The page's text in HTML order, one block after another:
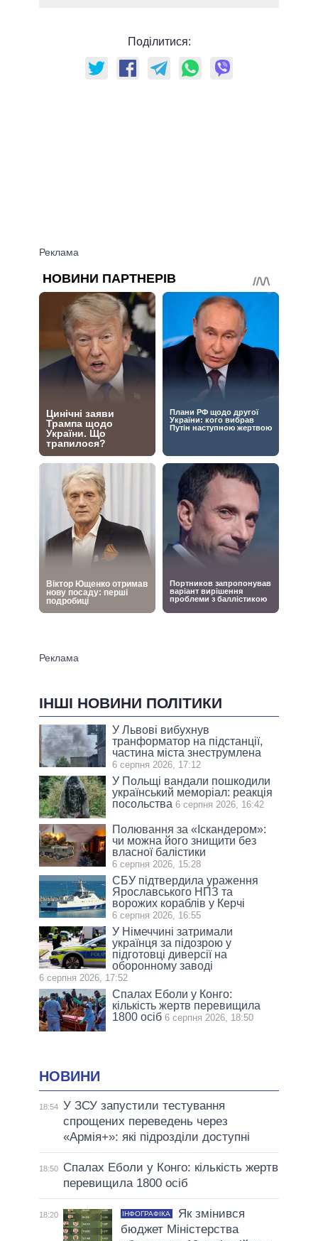
Поділитися:
ІНШІ НОВИНИ ПОЛІТИКИ
У Львові вибухнув
транформатор на підстанції,
частина міста знеструмлена
6 серпня 2026, 17:12
У Польщі вандали пошкодили
український меморіал: реакція
посольства 6 серпня 2026, 16:42
Полювання за «Іскандером»:
чи можна його знищити без
власної балістики
6 серпня 2026, 15:28
СБУ підтвердила ураження
Ярославського НПЗ та
ворожих кораблів у Керчі
6 серпня 2026, 16:55
У Німеччині затримали
українця за підозрою у
підготовці диверсії на
оборонному заводі
6 серпня 2026, 17:52
Спалах Еболи у Конго:
кількість жертв перевищила
1800 осіб 6 серпня 2026, 18:50
НОВИНИ
18:54 У ЗСУ запустили тестування
спрощених переведень через
«Армія+»: які підрозділи доступні
18:50
Спалах Еболи у Конго: кількість жертв
перевищила 1800 осіб
18:20 ІНФОГРАФІКА
Як змінився
бюджет Міністерства